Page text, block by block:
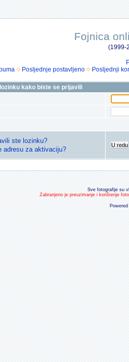
Fojnica
(1999-
Posljednje postavljeno Posljednji
kako biste se prijavili
ste lozinku?
adresu za aktivaciju?
U redu
Sve fotografije su
Zabranjeno je preuzimanje i korištenje